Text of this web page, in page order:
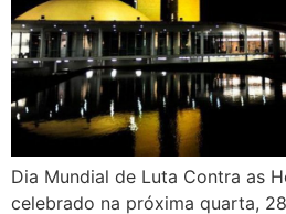
Dia Mundial de Luta Contra as
celebrado na próxima quarta,